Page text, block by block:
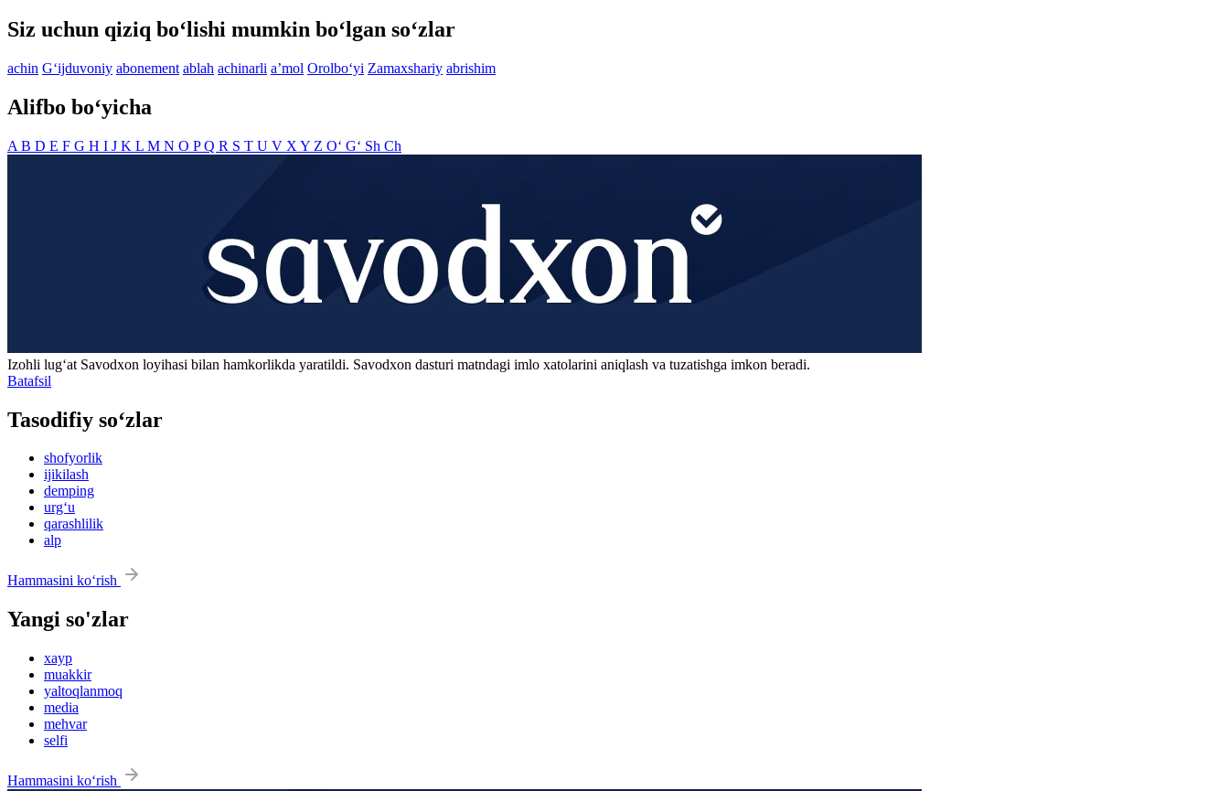
Siz uchun qiziq bo‘lishi mumkin bo‘lgan so‘zlar
achin G‘ijduvoniy abonement ablah achinarli aʼmol Orolbo‘yi Zamaxshariy abrishim
Alifbo bo‘yicha
A B D E F G H I J K L M N O PQ R S T U V X Y Z O‘ G‘ Sh Ch
Izohli lugʻat Savodxon loyihasi bilan hamkorlikda yaratildi. Savodxon dasturi matndagi imlo xatolarini aniqlash va tuzatishga imkon beradi.
Batafsil
Tasodifiy so‘zlar
shofyorlik
ijikilash
demping
urg‘u
qarashlilik
alp
Hammasini ko‘rish
Yangi so'zlar
xayp
muakkir
yaltoqlanmoq
media
mehvar
selfi
Hammasini ko‘rish